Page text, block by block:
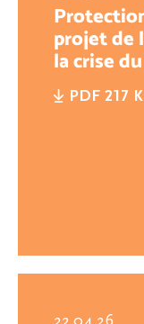
projet de
la crise
PDF 217